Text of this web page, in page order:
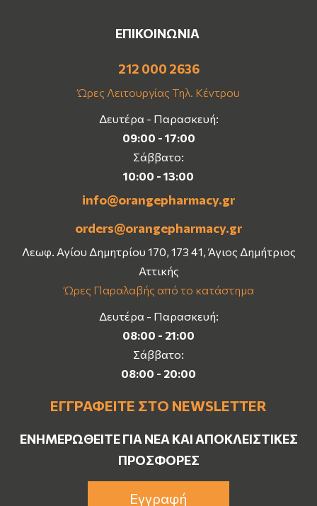
ΕΠΙΚΟΙΝΩΝΙΑ
212 000 2636
Ώρες Λειτουργίας Τηλ. Κέντρου
Δευτέρα - Παρασκευή:
09:00 - 17:00
Σάββατο:
10:00 - 13:00
info@orangepharmacy.gr
orders@orangepharmacy.gr
Λεωφ. Αγίου Δημητρίου 170, 173 41, Άγιος Δημήτριος
Αττικής
Ώρες Παραλαβής από το κατάστημα
Δευτέρα - Παρασκευή:
08:00 - 21:00
Σάββατο:
08:00 - 20:00
ΕΓΓΡΑΦΕΊΤΕ ΣΤΟ NEWSLETTER
ΕΝΗΜΕΡΩΘΕΊΤΕ ΓΙΑ ΝΈΑ ΚΑΙ ΑΠΟΚΛΕΙΣΤΙΚΈΣ
ΠΡΟΣΦΟΡΈΣ
Εγγραφή